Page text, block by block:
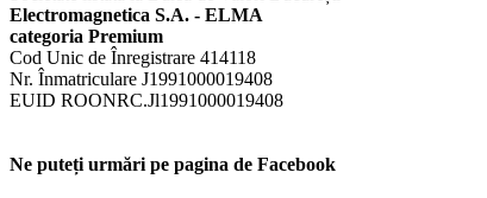
Electromagnetica S.A. - ELMA
categoria Premium
Cod Unic de Înregistrare 414118
Nr. Înmatriculare J1991000019408
EUID ROONRC.Jl1991000019408
Ne puteți urmări pe pagina de Facebook